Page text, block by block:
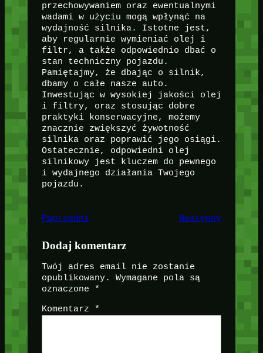
przechowywaniem oraz ewentualnymi
wadami w użyciu mogą wpłynąć na
wydajność silnika. Istotne jest,
aby regularnie wymieniać olej i
filtr, a także odpowiednio dbać o
stan techniczny pojazdu.
Pamiętajmy, że dbając o silnik,
dbamy o całe nasze auto.
Inwestując w wysokiej jakości olej
i filtry, oraz stosując dobre
praktyki konserwacyjne, możemy
znacznie zwiększyć żywotność
silnika oraz poprawić jego osiągi.
Ostatecznie, odpowiedni olej
silnikowy jest kluczem do pewnego
i wydajnego działania Twojego
pojazdu.
Poprzedni Następny
Dodaj komentarz
Twój adres email nie zostanie
opublikowany.
Wymagane pola są
oznaczone
*
Komentarz *